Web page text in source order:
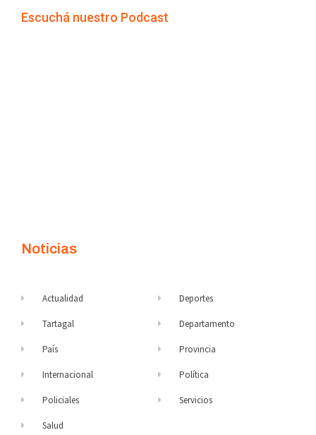
Escuchá nuestro Podcast
Noticias
Actualidad
Tartagal
País
Internacional
Policiales
Salud
Deportes
Departamento
Provincia
Política
Servicios